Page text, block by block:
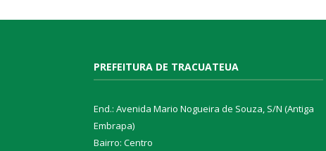
PREFEITURA DE TRACUATEUA
End.: Avenida Mario Nogueira de Souza, S/N (Antiga
Embrapa)
Bairro: Centro